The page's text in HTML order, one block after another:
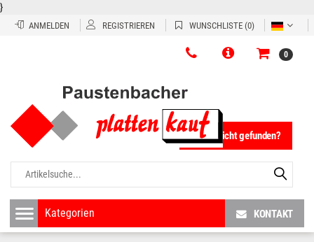
}
ANMELDEN REGISTRIEREN WUNSCHLISTE (0)
0
Fliese nicht gefunden?
KONTAKT